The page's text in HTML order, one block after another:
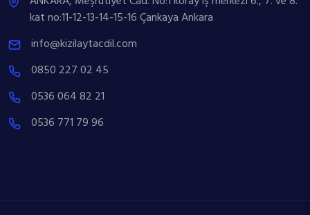
kat no:11-12-13-14-15-16 Çankaya Ankara
info@kizilaytacdil.com
0850 227 02 45
0536 064 82 21
0536 771 79 96